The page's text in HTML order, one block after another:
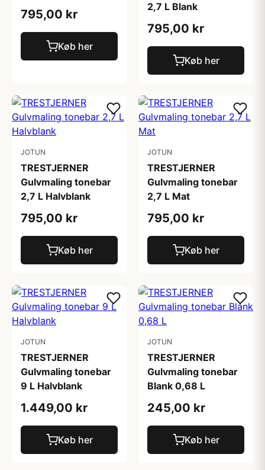
795,00 kr
Køb her
2,7 L Blank
795,00 kr
Køb her
JOTUN
TRESTJERNER
Gulvmaling tonebar
2,7 L Halvblank
795,00 kr
Køb her
JOTUN
TRESTJERNER
Gulvmaling tonebar
2,7 L Mat
795,00 kr
Køb her
JOTUN
TRESTJERNER
Gulvmaling tonebar
9 L Halvblank
1.449,00 kr
Køb her
JOTUN
TRESTJERNER
Gulvmaling tonebar
Blank 0,68 L
245,00 kr
Køb her